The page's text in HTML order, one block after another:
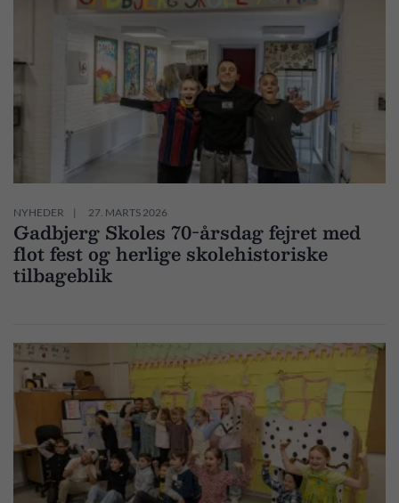
NYHEDER 27. MARTS 2026
Gadbjerg Skoles 70-årsdag fejret med
flot fest og herlige skolehistoriske
tilbageblik